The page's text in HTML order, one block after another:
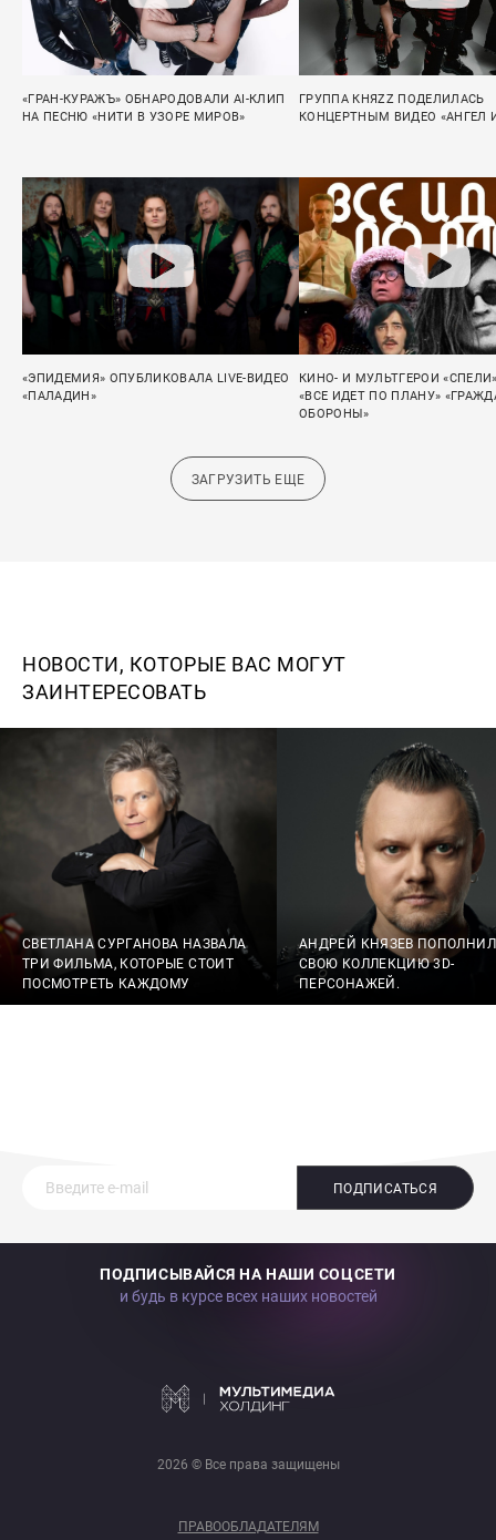
«ГРАН-КУРАЖЪ» ОБНАРОДОВАЛИ AI-КЛИП
НА ПЕСНЮ «НИТИ В УЗОРЕ МИРОВ»
ГРУППА КНЯZZ ПОДЕЛИЛАСЬ
КОНЦЕРТНЫМ ВИДЕО «АНГЕЛ
«ЭПИДЕМИЯ» ОПУБЛИКОВАЛА LIVE-ВИДЕО
«ПАЛАДИН»
КИНО- И МУЛЬТГЕРОИ
«ВСЕ ИДЕТ ПО ПЛАНУ»
ОБОРОНЫ»
ЗАГРУЗИТЬ ЕЩЕ
НОВОСТИ, КОТОРЫЕ ВАС МОГУТ
ЗАИНТЕРЕСОВАТЬ
СВЕТЛАНА СУРГАНОВА НАЗВАЛА
ТРИ ФИЛЬМА, КОТОРЫЕ СТОИТ
ПОСМОТРЕТЬ КАЖДОМУ
АНДРЕЙ КНЯЗЕВ ПОПОЛНИЛ
СВОЮ КОЛЛЕКЦИЮ 3D-
ПЕРСОНАЖЕЙ.
ПОДПИСАТЬСЯ
ПОДПИСЫВАЙСЯ НА НАШИ СОЦСЕТИ
и будь в курсе всех наших новостей
2026 © Все права защищены
ПРАВООБЛАДАТЕЛЯМ